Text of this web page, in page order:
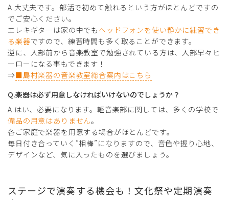
A.大丈夫です。部活で初めて触れるという方がほとんどですの
でご安心ください。
エレキギターは家の中でも ヘッドフォンを使い静かに練習でき
る楽器ですので、練習時間も多く取ることができます。
逆に、入部前から音楽教室で勉強されている方は、入部早々ヒ
ーローになる事もできます！
⇒■島村楽器の音楽教室総合案内はこちら
Q.楽器は必ず用意しなければいけないのでしょうか？
A.はい、必要になります。軽音楽部に関しては、多くの学校で
備品の用意はありません。
各ご家庭で楽器を用意する場合がほとんどです。
毎日付き合っていく”相棒”になりますので、音色や握り心地、
デザインなど、気に入ったものを選びましょう。
ステージで演奏する機会も！文化祭や定期演奏